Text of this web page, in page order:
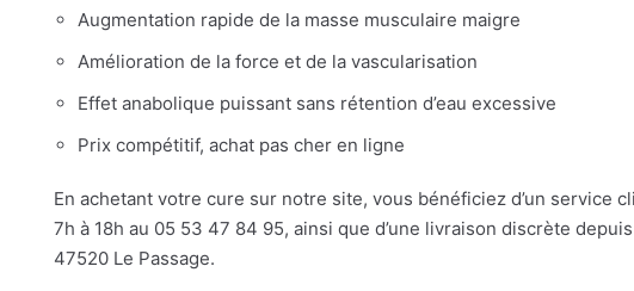
Augmentation rapide de la masse musculaire maigre
Amélioration de la force et de la vascularisation
Effet anabolique puissant sans rétention d’eau excessive
Prix compétitif, achat pas cher en ligne
En achetant votre cure sur notre site, vous bénéficiez d’un service
7h à 18h au 05 53 47 84 95, ainsi que d’une livraison discrète
47520 Le Passage.